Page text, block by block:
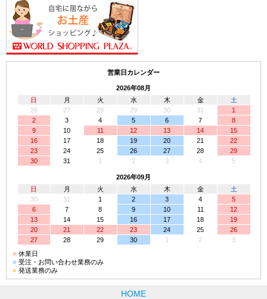
営業日カレンダー
2026年08月
日
月 火 水 木 金
土
26
27 28 29 30 31
1
2
3 4 5 6 7
8
9
10 11 12 13 14
15
16
17 18 19 20 21
22
23
24 25 26 27 28
29
30
31 1 2 3 4 5
2026年09月
日
月 火 水 木 金
土
30
31 1 2 3 4
5
6
7 8 9 10 11
12
13
14 15 16 17 18
19
20
21 22 23 24 25
26
27
28 29 30 1 2
3
■ 休業日
■ 受注・お問い合わせ業務のみ
■ 発送業務のみ
HOME